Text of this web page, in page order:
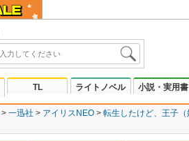
TL ライトノベル 小説・実用書
一迅社 アイリスNEO 転生したけど、王子